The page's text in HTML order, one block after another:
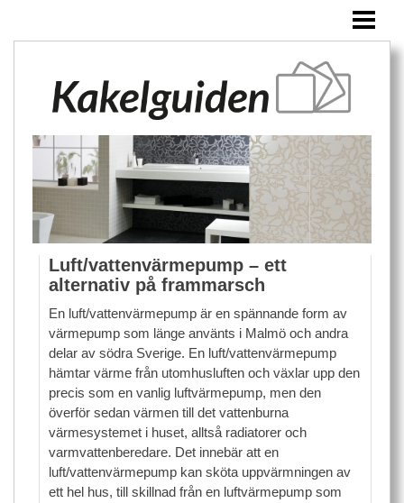
ÖVRIGA PRODUKTER
BLOGG
Luft/vattenvärmepump – ett
alternativ på frammarsch
En luft/vattenvärmepump är en spännande form av
värmepump som länge använts i Malmö och andra
delar av södra Sverige. En luft/vattenvärmepump
hämtar värme från utomhusluften och växlar upp den
precis som en vanlig luftvärmepump, men den
överför sedan värmen till det vattenburna
värmesystemet i huset, alltså radiatorer och
varmvattenberedare. Det innebär att en
luft/vattenvärmepump kan sköta uppvärmningen av
ett hel hus, till skillnad från en luftvärmepump som